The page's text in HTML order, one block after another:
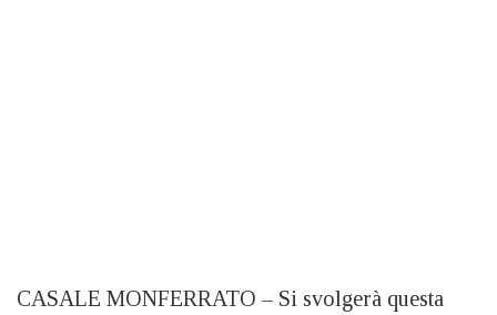
CASALE MONFERRATO – Si svolgerà questa